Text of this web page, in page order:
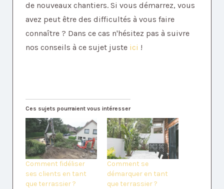
de nouveaux chantiers. Si vous démarrez, vous
avez peut être des difficultés à vous faire
connaître ? Dans ce cas n'hésitez pas à suivre
nos conseils à ce sujet juste ici !
Ces sujets pourraient vous intéresser
Comment fidéliser
ses clients en tant
que terrassier ?
Comment se
démarquer en tant
que terrassier ?